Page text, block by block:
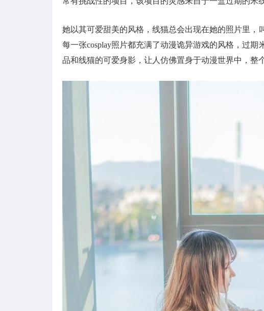
她以其可爱甜美的风格，线猫总会出现在她的照片里
每一张cosplay照片都充满了动漫诡异游戏的风格，过
品和线猫的可爱身影，让人仿佛置身于动漫世界中，整